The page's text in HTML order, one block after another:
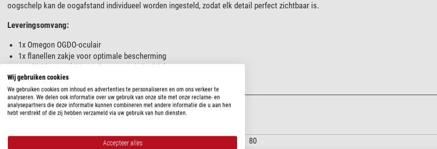
oogschelp kan de oogafstand individueel worden ingesteld, zodat elk detail perfect zichtbaar is.
Leveringsomvang:
1x Omegon OGDO-oculair
1x flanellen zakje voor optimale bescherming
2x afdekkapjes (objectief- en oogschelpzijde)
SPECIFICATIES
80
Wij gebruiken cookies
We gebruiken cookies om inhoud en advertenties te personaliseren en om ons verkeer te
analyseren. We delen ook informatie over uw gebruik van onze site met onze reclame- en
analysepartners die deze informatie kunnen combineren met andere informatie die u aan hen
hebt verstrekt of die zij hebben verzameld via uw gebruik van hun diensten.
Accepteer alles